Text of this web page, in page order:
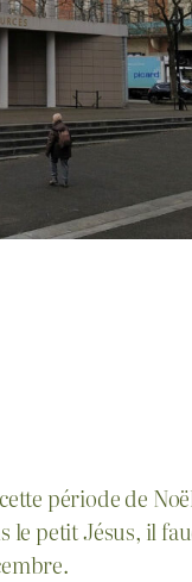
période de
le petit Jésus, il